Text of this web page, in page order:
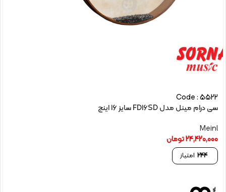
Code : 5522
سی درام مینل مدل FD16SD سایز 16 اینچ
Meinl
24,420,000تومان
244 امتیاز